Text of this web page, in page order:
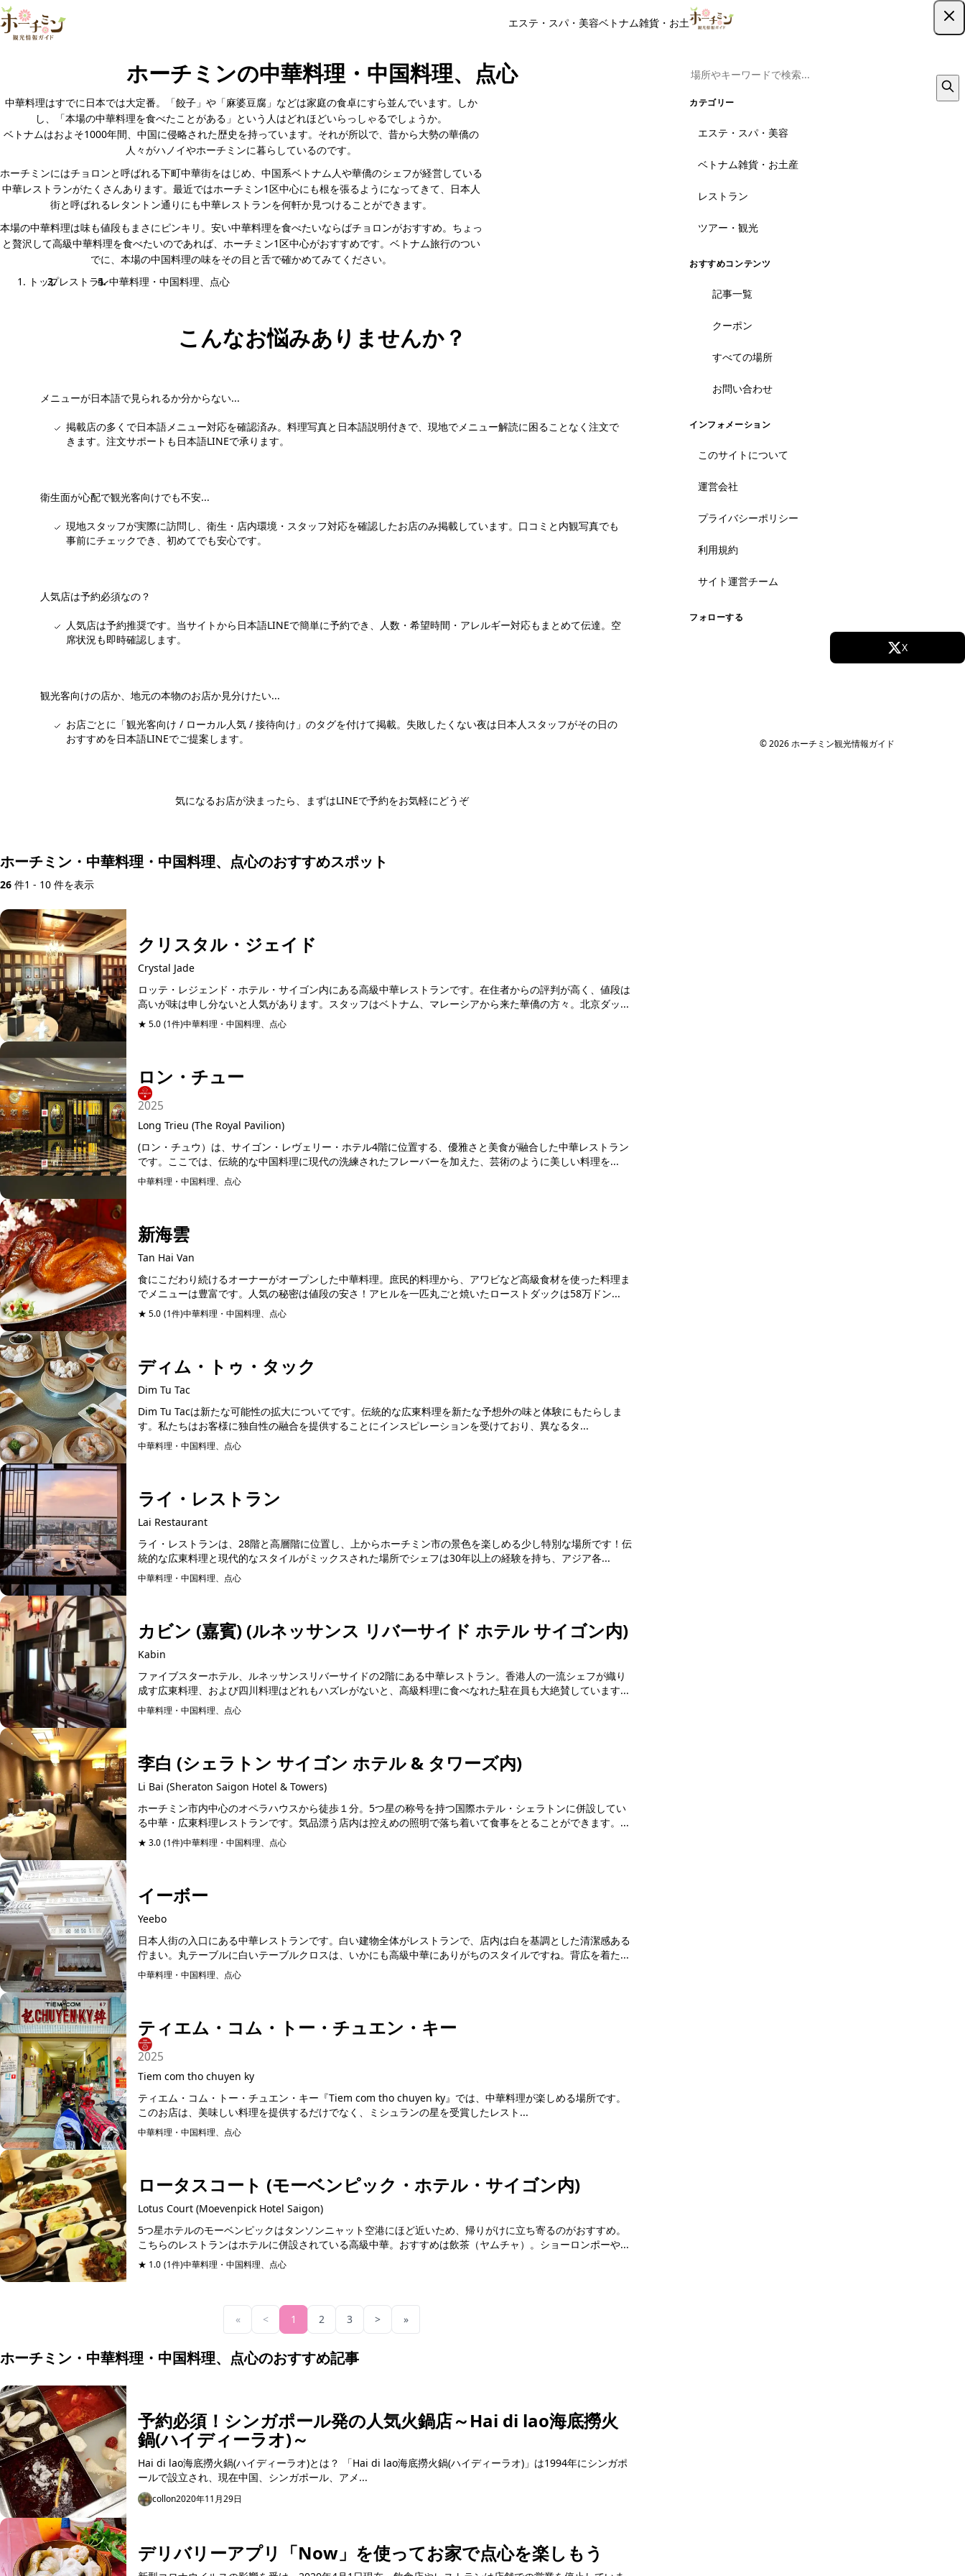
エステ・スパ・美容ベトナム雑貨・お土産レストラン
カテゴリー
エステ・スパ・美容
ベトナム雑貨・お土産
レストラン
ツアー・観光
おすすめコンテンツ
記事一覧
クーポン
すべての場所
お問い合わせ
インフォメーション
このサイトについて
運営会社
プライバシーポリシー
利用規約
サイト運営チーム
フォローする
X
© 2026 ホーチミン観光情報ガイド
ホーチミンの中華料理・中国料理、点心
中華料理はすでに日本では大定番。「餃子」や「麻婆豆腐」などは家庭の食卓にすら並んでいます。しか
し、「本場の中華料理を食べたことがある」という人はどれほどいらっしゃるでしょうか。
ベトナムはおよそ1000年間、中国に侵略された歴史を持っています。それが所以で、昔から大勢の華僑の
人々がハノイやホーチミンに暮らしているのです。
ホーチミンにはチョロンと呼ばれる下町中華街をはじめ、中国系ベトナム人や華僑のシェフが経営している
中華レストランがたくさんあります。最近ではホーチミン1区中心にも根を張るようになってきて、日本人
街と呼ばれるレタントン通りにも中華レストランを何軒か見つけることができます。
本場の中華料理は味も値段もまさにピンキリ。安い中華料理を食べたいならばチョロンがおすすめ。ちょっ
と贅沢して高級中華料理を食べたいのであれば、ホーチミン1区中心がおすすめです。ベトナム旅行のつい
でに、本場の中国料理の味をその目と舌で確かめてみてください。
トップレストラン中華料理・中国料理、点心
こんなお悩みありませんか？
メニューが日本語で見られるか分からない...
掲載店の多くで日本語メニュー対応を確認済み。料理写真と日本語説明付きで、現地でメニュー解読に困ることなく注文で
きます。注文サポートも日本語LINEで承ります。
衛生面が心配で観光客向けでも不安...
現地スタッフが実際に訪問し、衛生・店内環境・スタッフ対応を確認したお店のみ掲載しています。口コミと内観写真でも
事前にチェックでき、初めてでも安心です。
人気店は予約必須なの？
人気店は予約推奨です。当サイトから日本語LINEで簡単に予約でき、人数・希望時間・アレルギー対応もまとめて伝達。空
席状況も即時確認します。
観光客向けの店か、地元の本物のお店か見分けたい...
お店ごとに「観光客向け / ローカル人気 / 接待向け」のタグを付けて掲載。失敗したくない夜は日本人スタッフがその日の
おすすめを日本語LINEでご提案します。
気になるお店が決まったら、まずはLINEで予約をお気軽にどうぞ
ホーチミン・中華料理・中国料理、点心のおすすめスポット
26 件1 - 10 件を表示
クリスタル・ジェイド
Crystal Jade
ロッテ・レジェンド・ホテル・サイゴン内にある高級中華レストランです。在住者からの評判が高く、値段は
高いが味は申し分ないと人気があります。スタッフはベトナム、マレーシアから来た華僑の方々。北京ダッ...
★ 5.0 (1件)中華料理・中国料理、点心
ロン・チュー
2025
Long Trieu (The Royal Pavilion)
(ロン・チュウ）は、サイゴン・レヴェリー・ホテル4階に位置する、優雅さと美食が融合した中華レストラン
です。ここでは、伝統的な中国料理に現代の洗練されたフレーバーを加えた、芸術のように美しい料理を...
中華料理・中国料理、点心
新海雲
Tan Hai Van
食にこだわり続けるオーナーがオープンした中華料理。庶民的料理から、アワビなど高級食材を使った料理ま
でメニューは豊富です。人気の秘密は値段の安さ！アヒルを一匹丸ごと焼いたローストダックは58万ドン...
★ 5.0 (1件)中華料理・中国料理、点心
ディム・トゥ・タック
Dim Tu Tac
Dim Tu Tacは新たな可能性の拡大についてです。伝統的な広東料理を新たな予想外の味と体験にもたらしま
す。私たちはお客様に独自性の融合を提供することにインスピレーションを受けており、異なるタ...
中華料理・中国料理、点心
ライ・レストラン
Lai Restaurant
ライ・レストランは、28階と高層階に位置し、上からホーチミン市の景色を楽しめる少し特別な場所です！伝
統的な広東料理と現代的なスタイルがミックスされた場所でシェフは30年以上の経験を持ち、アジア各...
中華料理・中国料理、点心
カビン (嘉賓) (ルネッサンス リバーサイド ホテル サイゴン内)
Kabin
ファイブスターホテル、ルネッサンスリバーサイドの2階にある中華レストラン。香港人の一流シェフが織り
成す広東料理、および四川料理はどれもハズレがないと、高級料理に食べなれた駐在員も大絶賛しています...
中華料理・中国料理、点心
李白 (シェラトン サイゴン ホテル & タワーズ内)
Li Bai (Sheraton Saigon Hotel & Towers)
ホーチミン市内中心のオペラハウスから徒歩１分。5つ星の称号を持つ国際ホテル・シェラトンに併設してい
る中華・広東料理レストランです。気品漂う店内は控えめの照明で落ち着いて食事をとることができます。...
★ 3.0 (1件)中華料理・中国料理、点心
イーボー
Yeebo
日本人街の入口にある中華レストランです。白い建物全体がレストランで、店内は白を基調とした清潔感ある
佇まい。丸テーブルに白いテーブルクロスは、いかにも高級中華にありがちのスタイルですね。背広を着た...
中華料理・中国料理、点心
ティエム・コム・トー・チュエン・キー
2025
Tiem com tho chuyen ky
ティエム・コム・トー・チュエン・キー『Tiem com tho chuyen ky』では、中華料理が楽しめる場所です。
このお店は、美味しい料理を提供するだけでなく、ミシュランの星を受賞したレスト...
中華料理・中国料理、点心
ロータスコート (モーベンピック・ホテル・サイゴン内)
Lotus Court (Moevenpick Hotel Saigon)
5つ星ホテルのモーベンピックはタンソンニャット空港にほど近いため、帰りがけに立ち寄るのがおすすめ。
こちらのレストランはホテルに併設されている高級中華。おすすめは飲茶（ヤムチャ）。ショーロンポーや...
★ 1.0 (1件)中華料理・中国料理、点心
« < 1 2 3 > »
ホーチミン・中華料理・中国料理、点心のおすすめ記事
予約必須！シンガポール発の人気火鍋店～Hai di lao海底撈火
鍋(ハイディーラオ)～
Hai di lao海底撈火鍋(ハイディーラオ)とは？ 「Hai di lao海底撈火鍋(ハイディーラオ)」は1994年にシンガポ
ールで設立され、現在中国、シンガポール、アメ...
collon2020年11月29日
デリバリーアプリ「Now」を使ってお家で点心を楽しもう